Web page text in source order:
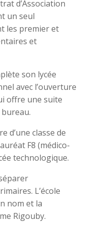
d’Association
un seul
les premier et
et
son lycée
avec l’ouverture
offre une suite
bureau.
d’une classe de
F8 (médico-
technologique.
L’école
nom et la
Rigouby.